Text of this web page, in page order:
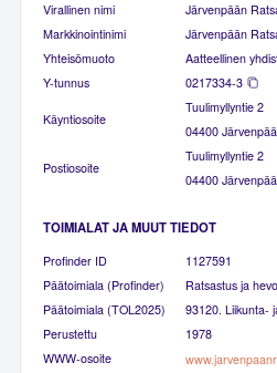
Virallinen nimi
Järvenpään
Markkinointinimi
Järvenpään
Yhteisömuoto
Aatteellinen
Y-tunnus
0217334-3
Käyntiosoite
Tuulimyllyntie 2
04400 Järvenpää
Postiosoite
Tuulimyllyntie 2
04400 Järvenpää
TOIMIALAT JA MUUT TIEDOT
Profinder ID
1127591
Päätoimiala (Profinder)
Ratsastus ja
Päätoimiala (TOL2025)
93120. Liikunta-
Perustettu
1978
WWW-osoite